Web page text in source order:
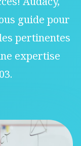
guide pour
pertinentes
expertise